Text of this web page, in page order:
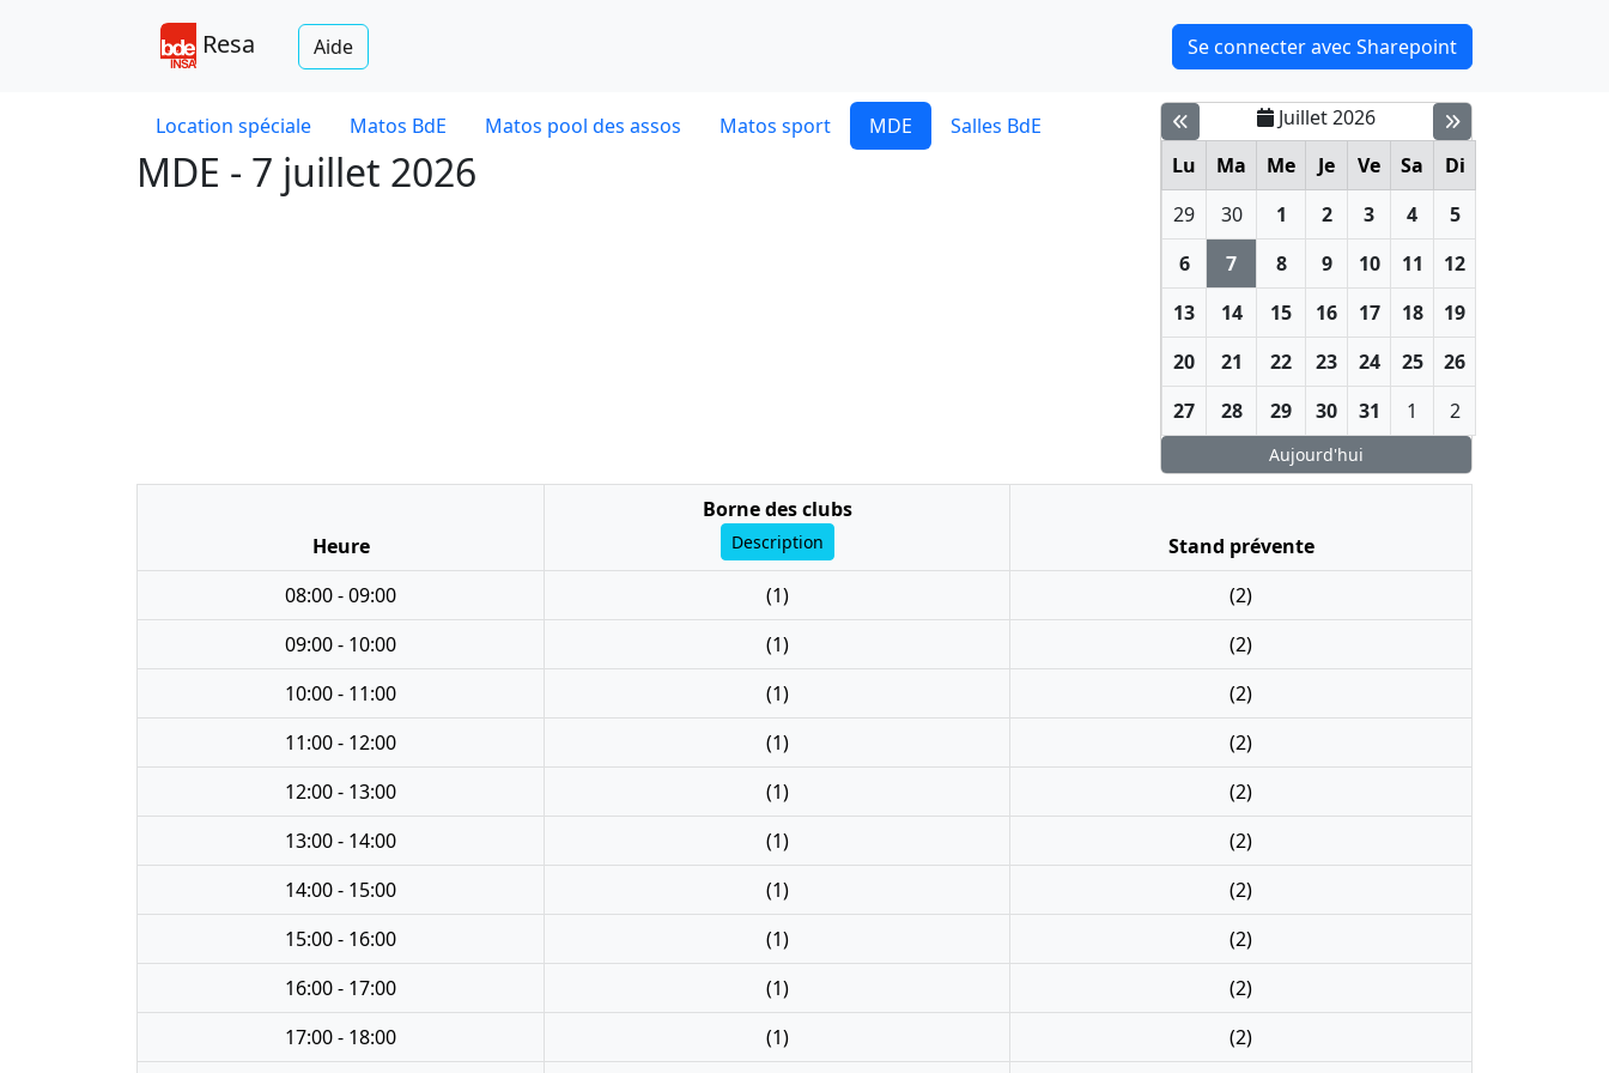
Resa Aide Se connecter avec Sharepoint
Location spéciale Matos BdE Matos pool des assos Matos sport MDE Salles BdE
MDE - 7 juillet 2026
Juillet 2026
Lu
Ma Me Je Ve Sa
Di
29
30 1 2 3 4
5
6
7 8 9 10 11
12
13
14 15 16 17 18
19
20
21 22 23 24 25
26
27
28 29 30 31 1 2
Aujourd'hui
Heure
Borne des clubs
Description
Stand prévente
08:00 - 09:00
(1)
(2)
09:00 - 10:00
(1)
(2)
10:00 - 11:00
(1)
(2)
11:00 - 12:00
(1)
(2)
12:00 - 13:00
(1)
(2)
13:00 - 14:00
(1)
(2)
14:00 - 15:00
(1)
(2)
15:00 - 16:00
(1)
(2)
16:00 - 17:00
(1)
(2)
17:00 - 18:00
(1) (2)